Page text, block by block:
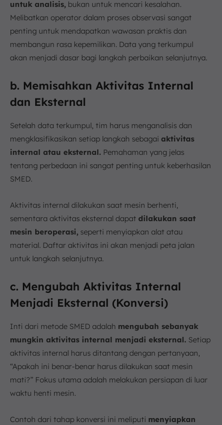
untuk analisis, bukan untuk mencari kesalahan.
Melibatkan operator dalam proses observasi sangat
penting untuk mendapatkan wawasan praktis dan
membangun rasa kepemilikan. Data yang terkumpul
akan menjadi dasar bagi langkah perbaikan selanjutnya.
b. Memisahkan Aktivitas Internal
dan Eksternal
Setelah data terkumpul, tim harus menganalisis dan
mengklasifikasikan setiap langkah sebagai aktivitas
internal atau eksternal. Pemahaman yang jelas
tentang perbedaan ini sangat penting untuk keberhasilan
SMED.
Aktivitas internal dilakukan saat mesin berhenti,
sementara aktivitas eksternal dapat dilakukan saat
mesin beroperasi, seperti menyiapkan alat atau
material. Daftar aktivitas ini akan menjadi peta jalan
untuk langkah selanjutnya.
c. Mengubah Aktivitas Internal
Menjadi Eksternal (Konversi)
Inti dari metode SMED adalah mengubah sebanyak
mungkin aktivitas internal menjadi eksternal. Setiap
aktivitas internal harus ditantang dengan pertanyaan,
“Apakah ini benar-benar harus dilakukan saat mesin
mati?” Fokus utama adalah melakukan persiapan di luar
waktu henti mesin.
Contoh dari tahap konversi ini meliputi menyiapkan